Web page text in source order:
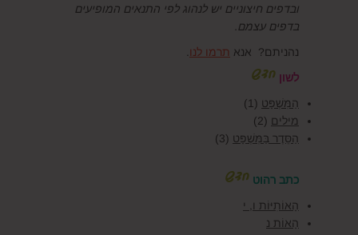
ובדפים חיצוניים יש לנהוג לפי התנאים המופיעים
בדפים עצמם.
נהניתם? אנא תרמו לנו.
לשון
הַמִּשְׁפָּט (1)
מילים (2)
הַסֵּדֶר בַּמִּשְׁפָּט (3)
כתב רהוט
הָאוֹתִיּוֹת ו, י
הָאוֹת נ